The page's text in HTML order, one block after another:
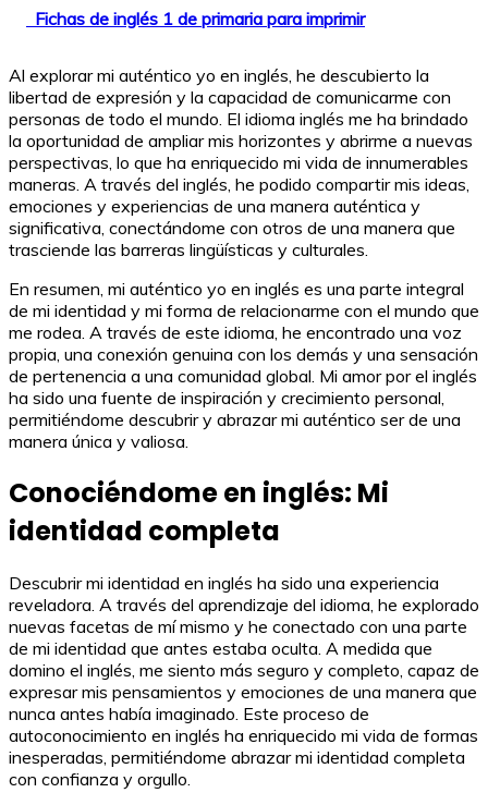
Fichas de inglés 1 de primaria para imprimir
Al explorar mi auténtico yo en inglés, he descubierto la
libertad de expresión y la capacidad de comunicarme con
personas de todo el mundo. El idioma inglés me ha brindado
la oportunidad de ampliar mis horizontes y abrirme a nuevas
perspectivas, lo que ha enriquecido mi vida de innumerables
maneras. A través del inglés, he podido compartir mis ideas,
emociones y experiencias de una manera auténtica y
significativa, conectándome con otros de una manera que
trasciende las barreras lingüísticas y culturales.
En resumen, mi auténtico yo en inglés es una parte integral
de mi identidad y mi forma de relacionarme con el mundo que
me rodea. A través de este idioma, he encontrado una voz
propia, una conexión genuina con los demás y una sensación
de pertenencia a una comunidad global. Mi amor por el inglés
ha sido una fuente de inspiración y crecimiento personal,
permitiéndome descubrir y abrazar mi auténtico ser de una
manera única y valiosa.
Conociéndome en inglés: Mi
identidad completa
Descubrir mi identidad en inglés ha sido una experiencia
reveladora. A través del aprendizaje del idioma, he explorado
nuevas facetas de mí mismo y he conectado con una parte
de mi identidad que antes estaba oculta. A medida que
domino el inglés, me siento más seguro y completo, capaz de
expresar mis pensamientos y emociones de una manera que
nunca antes había imaginado. Este proceso de
autoconocimiento en inglés ha enriquecido mi vida de formas
inesperadas, permitiéndome abrazar mi identidad completa
con confianza y orgullo.